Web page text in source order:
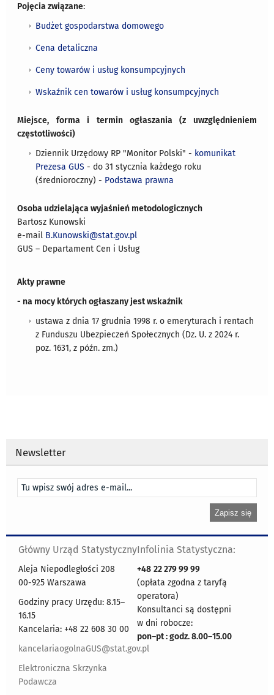
Pojęcia związane:
Budżet gospodarstwa domowego
Cena detaliczna
Ceny towarów i usług konsumpcyjnych
Wskaźnik cen towarów i usług konsumpcyjnych
Miejsce, forma i termin ogłaszania (z uwzględnieniem
częstotliwości)
Dziennik Urzędowy RP "Monitor Polski" - komunikat
Prezesa GUS - do 31 stycznia każdego roku
(średnioroczny) - Podstawa prawna
Osoba udzielająca wyjaśnień metodologicznych
Bartosz Kunowski
e-mail B.Kunowski@stat.gov.pl
GUS – Departament Cen i Usług
Akty prawne
- na mocy których ogłaszany jest wskaźnik
ustawa z dnia 17 grudnia 1998 r. o emeryturach i rentach
z Funduszu Ubezpieczeń Społecznych (Dz. U. z 2024 r.
poz. 1631, z późn. zm.)
Newsletter
Główny Urząd Statystyczny
Aleja Niepodległości 208
00-925 Warszawa
Godziny pracy Urzędu: 8.15–
16.15
Kancelaria: +48 22 608 30 00
kancelariaogolnaGUS@stat.gov.pl
Elektroniczna Skrzynka
Podawcza
Infolinia Statystyczna:
+48 22 279 99 99
(opłata zgodna z taryfą
operatora)
Konsultanci są dostępni
w dni robocze:
pon–pt : godz. 8.00–15.00